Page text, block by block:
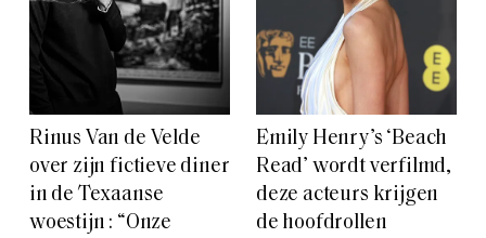
Rinus Van de Velde
over zijn fictieve diner
in de Texaanse
woestijn : “Onze
Emily Henry’s ‘Beach
Read’ wordt verfilmd,
deze acteurs krijgen
de hoofdrollen